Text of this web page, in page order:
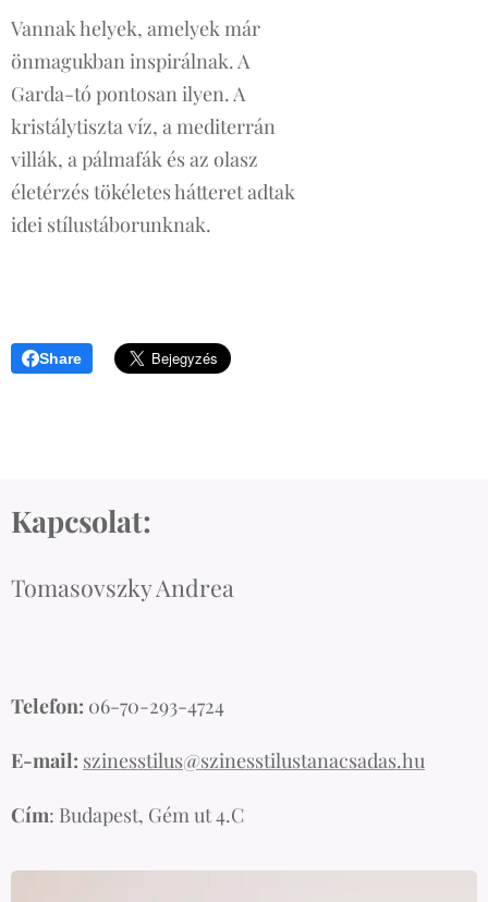
Vannak helyek, amelyek már
önmagukban inspirálnak. A
Garda-tó pontosan ilyen. A
kristálytiszta víz, a mediterrán
villák, a pálmafák és az olasz
életérzés tökéletes hátteret adtak
idei stílustáborunknak.
Share
Kapcsolat:
Tomasovszky Andrea
Telefon: 06-70-293-4724
E-mail: szinesstilus@szinesstilustanacsadas.hu
Cím: Budapest, Gém ut 4.C